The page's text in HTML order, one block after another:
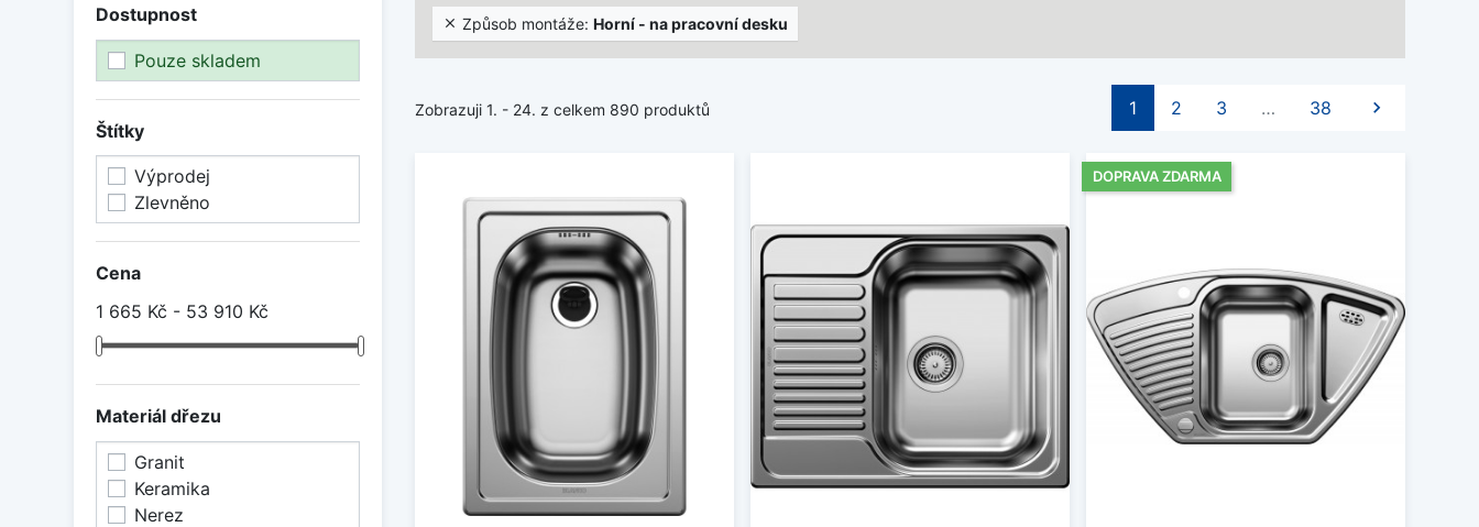
Dostupnost
Pouze skladem
Štítky
Výprodej
Zlevněno
Cena
1 665 Kč - 53 910 Kč
Materiál dřezu
Granit
Keramika
Nerez
 Způsob montáže: Horní - na pracovní desku
Zobrazuji 1. - 24. z celkem 890 produktů 1 2 3 … 38 Další

DOPRAVA ZDARMA